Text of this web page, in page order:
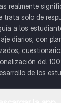
realmente
trata solo de
a los
diarios, con
del
de los